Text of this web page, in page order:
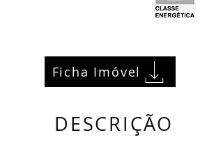
Ficha Imóvel
DESCRIÇÃO